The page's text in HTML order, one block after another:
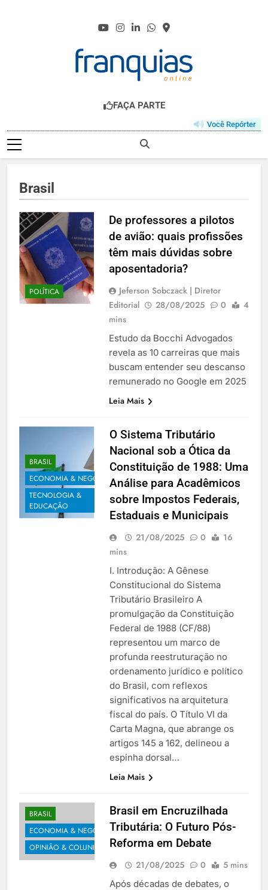
FAÇA PARTE
Você Repórter
Brasil
POLÍTICA
De professores a pilotos
de avião: quais profissões
têm mais dúvidas sobre
aposentadoria?
Jeferson Sobczack | Diretor
Editorial
28/08/2025 0
4
mins
Estudo da Bocchi Advogados
revela as 10 carreiras que mais
buscam entender seu descanso
remunerado no Google em 2025
Leia Mais
BRASIL
ECONOMIA & NEGÓCIOS
TECNOLOGIA &
EDUCAÇÃO
O Sistema Tributário
Nacional sob a Ótica da
Constituição de 1988: Uma
Análise para Acadêmicos
sobre Impostos Federais,
Estaduais e Municipais
21/08/2025 0
16
mins
I. Introdução: A Gênese
Constitucional do Sistema
Tributário Brasileiro A
promulgação da Constituição
Federal de 1988 (CF/88)
representou um marco de
profunda reestruturação no
ordenamento jurídico e político
do Brasil, com reflexos
significativos na arquitetura
fiscal do país. O Título VI da
Carta Magna, que abrange os
artigos 145 a 162, delineou a
espinha dorsal…
Leia Mais
BRASIL
ECONOMIA & NEGÓCIOS
OPINIÃO & COLUNISTAS
Brasil em Encruzilhada
Tributária: O Futuro Pós-
Reforma em Debate
21/08/2025 0 5 mins
Após décadas de debates, o